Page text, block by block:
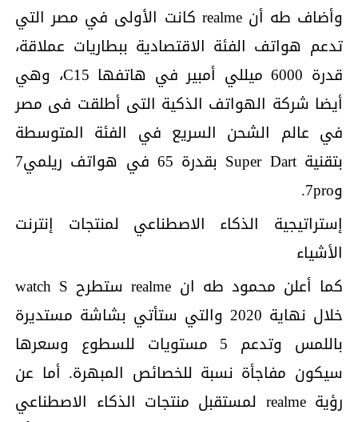
وأضاف طه أن realme كانت الأولى في مصر التي
تدعم هواتف الفئة الاقتصادية ببطاريات عملاقة،
قدرة 6000 ميللي أمبير في هاتفها C15، وهي
أيضا شركة الهواتف الذكية التى أطلقت فى مصر
في عالم الشحن السريع في الفئة المتوسطة
بتقنية Super Dart بقدرة 65 في هواتف ريلمي7
و7pro.
إستراتيجية الذكاء الاصطناعي لمنتجات إنترنت
الأشياء
كما أعلن محمود طه ان realme ستطرح watch S
خلال نهاية 2020 والتي ستأتي بشاشة مستديرة
باللمس وتدعم 5 مستويات للسطوع وسعرها
سيكون مفاجأة نسبة للخصائص المبهرة. أما عن
رؤية realme لمستقبل منتجات الذكاء الاصطناعي